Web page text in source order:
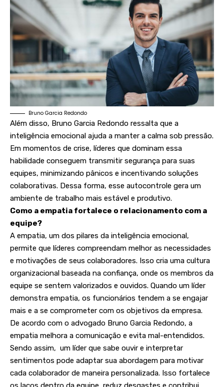
Bruno Garcia Redondo
Além disso, Bruno Garcia Redondo ressalta que a
inteligência emocional ajuda a manter a calma sob pressão.
Em momentos de crise, líderes que dominam essa
habilidade conseguem transmitir segurança para suas
equipes, minimizando pânicos e incentivando soluções
colaborativas. Dessa forma, esse autocontrole gera um
ambiente de trabalho mais estável e produtivo.
Como a empatia fortalece o relacionamento com a
equipe?
A empatia, um dos pilares da inteligência emocional,
permite que líderes compreendam melhor as necessidades
e motivações de seus colaboradores. Isso cria uma cultura
organizacional baseada na confiança, onde os membros da
equipe se sentem valorizados e ouvidos. Quando um líder
demonstra empatia, os funcionários tendem a se engajar
mais e a se comprometer com os objetivos da empresa.
De acordo com o advogado Bruno Garcia Redondo, a
empatia melhora a comunicação e evita mal-entendidos.
Sendo assim, um líder que sabe ouvir e interpretar
sentimentos pode adaptar sua abordagem para motivar
cada colaborador de maneira personalizada. Isso fortalece